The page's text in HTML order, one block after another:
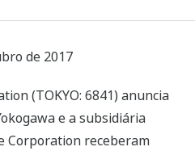
de 2017
(TOKYO: 6841) anuncia
e a subsidiária
Corporation receberam